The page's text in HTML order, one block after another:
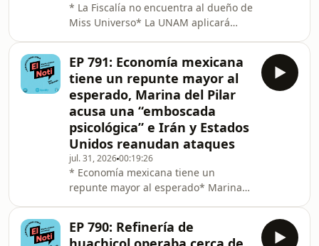
* La Fiscalía no encuentra al dueño de
Miss Universo* La UNAM aplicará
España
EP 791: Economía mexicana
tiene un repunte mayor al
esperado, Marina del Pilar
acusa una “emboscada
psicológica” e Irán y Estados
Unidos reanudan ataques
jul. 31, 202600:19:26
* Economía mexicana tiene un
repunte mayor al esperado* Marina
reanudan ataques
EP 790: Refinería de